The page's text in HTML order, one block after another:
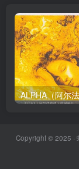
Copyright © 2025 ·